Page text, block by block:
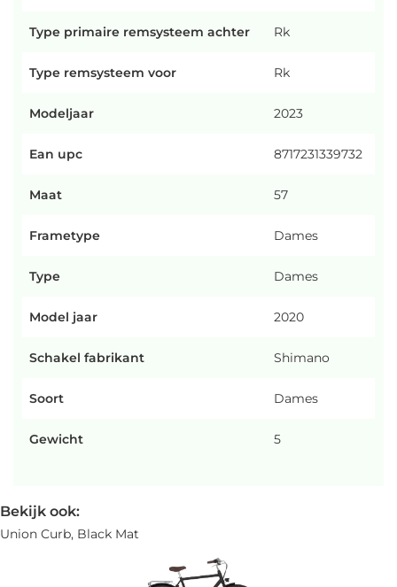
Type primaire remsysteem achter Rk
Type remsysteem voor Rk
Modeljaar 2023
Ean upc 8717231339732
Maat 57
Frametype Dames
Type Dames
Model jaar 2020
Schakel fabrikant Shimano
Soort Dames
Gewicht 5
Bekijk ook:
Union Curb, Black Mat